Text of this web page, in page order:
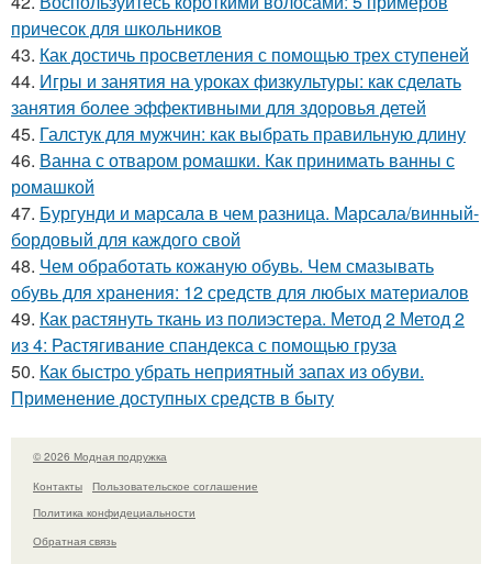
причесок для школьников
43. Как достичь просветления с помощью трех ступеней
44. Игры и занятия на уроках физкультуры: как сделать
занятия более эффективными для здоровья детей
45. Галстук для мужчин: как выбрать правильную длину
46. Ванна с отваром ромашки. Как принимать ванны с
ромашкой
47. Бургунди и марсала в чем разница. Марсала/винный-
бордовый для каждого свой
48. Чем обработать кожаную обувь. Чем смазывать
обувь для хранения: 12 средств для любых материалов
49. Как растянуть ткань из полиэстера. Метод 2 Метод 2
из 4: Растягивание спандекса с помощью груза
50. Как быстро убрать неприятный запах из обуви.
Применение доступных средств в быту
© 2026 Модная подружка
Контакты
Пользовательское соглашение
Политика конфидециальности
Обратная связь